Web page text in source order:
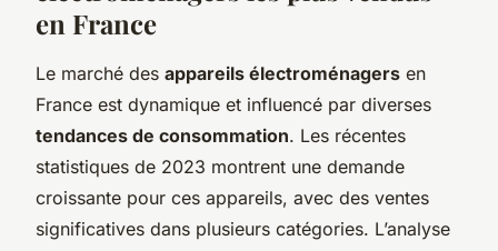
en France
Le marché des appareils électroménagers en
France est dynamique et influencé par diverses
tendances de consommation. Les récentes
statistiques de 2023 montrent une demande
croissante pour ces appareils, avec des ventes
significatives dans plusieurs catégories. L’analyse